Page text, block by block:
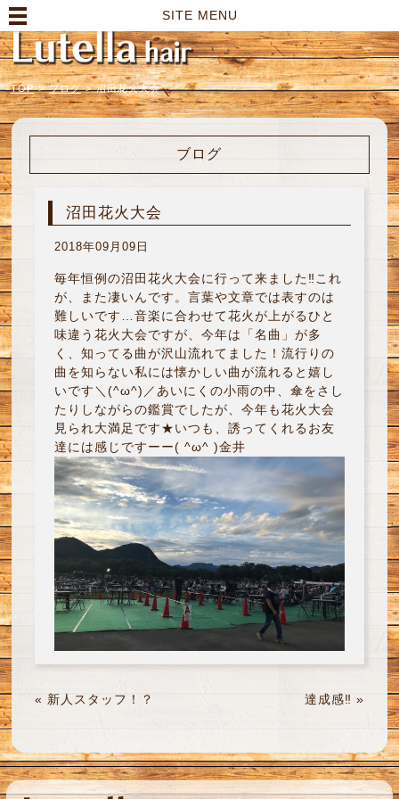
SITE MENU
TOP > ブログ > 沼田花火大会
ブログ
沼田花火大会
2018年09月09日
毎年恒例の沼田花火大会に行って来ました‼︎これ
が、また凄いんです。言葉や文章では表すのは
難しいです…音楽に合わせて花火が上がるひと
味違う花火大会ですが、今年は「名曲」が多
く、知ってる曲が沢山流れてました！流行りの
曲を知らない私には懐かしい曲が流れると嬉し
いです＼(^ω^)／あいにくの小雨の中、傘をさし
たりしながらの鑑賞でしたが、今年も花火大会
見られ大満足です★いつも、誘ってくれるお友
達には感じですーー( ^ω^ )金井
« 新人スタッフ！？ 達成感‼︎ »